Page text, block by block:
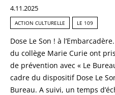
4.11.2025
ACTION CULTURELLE LE 109
Dose Le Son ! à
du collège Marie Curie ont
de prévention avec « Le
cadre du dispositif Dose Le
Bureau. A suivi, un temps